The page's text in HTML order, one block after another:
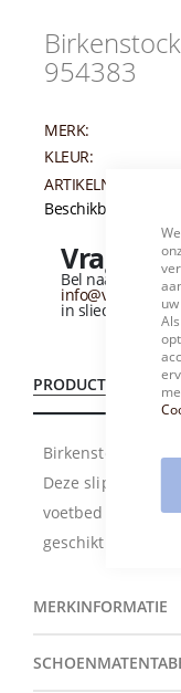
954383
MERK:
KLEUR:
ARTIKELNUMMER:
Beschikbaarheid:
Vragen
Bel naar +31
in sliedrecht
Birkenstock 3-
Deze slipper
voetbed die
geschikt voor de
MERKINFORMATIE